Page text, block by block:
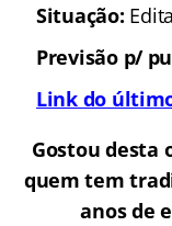
Situação:
Previsão p/
Link do
Gostou desta
quem tem
anos de